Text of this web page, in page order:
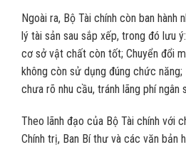
Ngoài ra, Bộ Tài chính còn ban hành
lý tài sản sau sắp xếp, trong đó lưu
cơ sở vật chất còn tốt; Chuyển đổi
không còn sử dụng đúng chức
chưa rõ nhu cầu, tránh lãng phí ngân
Theo lãnh đạo của Bộ Tài chính với
Chính trị, Ban Bí thư và các văn bản